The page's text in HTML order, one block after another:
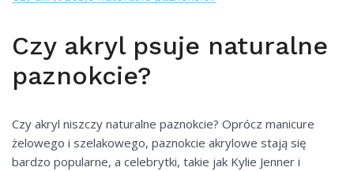
Czy akryl psuje naturalne
paznokcie?
Czy akryl niszczy naturalne paznokcie? Oprócz manicure
żelowego i szelakowego, paznokcie akrylowe stają się
bardzo popularne, a celebrytki, takie jak Kylie Jenner i